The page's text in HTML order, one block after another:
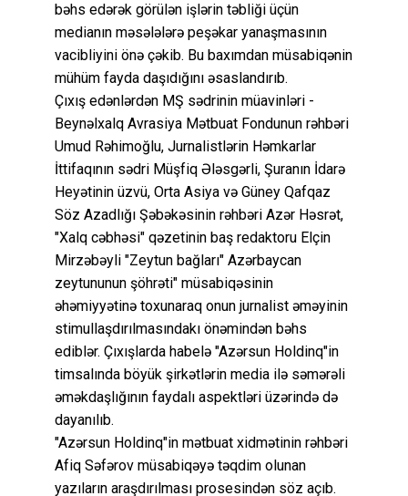
bəhs edərək görülən işlərin təbliği üçün
medianın məsələlərə peşəkar yanaşmasının
vacibliyini önə çəkib. Bu baxımdan müsabiqənin
mühüm fayda daşıdığını əsaslandırıb.
Çıxış edənlərdən MŞ sədrinin müavinləri -
Beynəlxalq Avrasiya Mətbuat Fondunun rəhbəri
Umud Rəhimoğlu, Jurnalistlərin Həmkarlar
İttifaqının sədri Müşfiq Ələsgərli, Şuranın İdarə
Heyətinin üzvü, Orta Asiya və Güney Qafqaz
Söz Azadlığı Şəbəkəsinin rəhbəri Azər Həsrət,
"Xalq cəbhəsi" qəzetinin baş redaktoru Elçin
Mirzəbəyli "Zeytun bağları" Azərbaycan
zeytununun şöhrəti" müsabiqəsinin
əhəmiyyətinə toxunaraq onun jurnalist əməyinin
stimullaşdırılmasındakı önəmindən bəhs
ediblər. Çıxışlarda habelə "Azərsun Holdinq"in
timsalında böyük şirkətlərin media ilə səmərəli
əməkdaşlığının faydalı aspektləri üzərində də
dayanılıb.
"Azərsun Holdinq"in mətbuat xidmətinin rəhbəri
Afiq Səfərov müsabiqəyə təqdim olunan
yazıların araşdırılması prosesindən söz açıb.